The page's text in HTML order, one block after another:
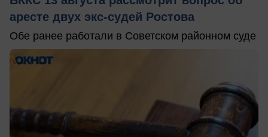
аресте двух экс-судей Ростова
Обе ранее работали в Советском районном суде